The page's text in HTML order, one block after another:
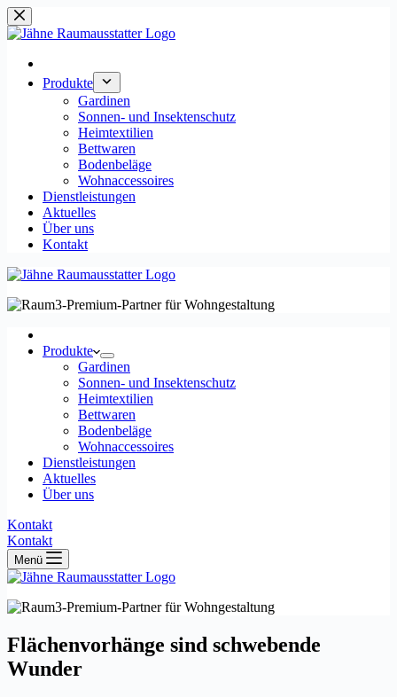
Zum
Inhalt
Produkte
Gardinen
Sonnen- und Insektenschutz
Heimtextilien
Bettwaren
Bodenbeläge
Wohnaccessoires
Dienstleistungen
Aktuelles
Über uns
Kontakt
Produkte
Gardinen
Sonnen- und Insektenschutz
Heimtextilien
Bettwaren
Bodenbeläge
Wohnaccessoires
Dienstleistungen
Aktuelles
Über uns
Kontakt
Kontakt
Menü
Flächenvorhänge sind schwebende
Wunder